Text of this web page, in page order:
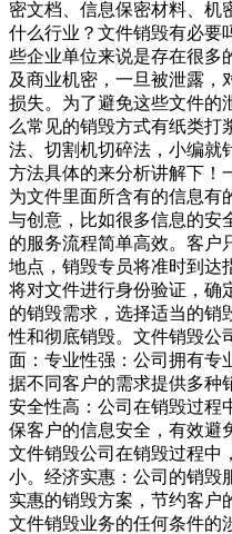
密文档、信息保密材料、机
什么行业？文件销毁有必要
些企业单位来说是存在很多
及商业机密，一旦被泄露，
损失。为了避免这些文件的
么常见的销毁方式有纸类打
法、切割机切碎法，小编就
方法具体的来分析讲解下！
为文件里面所含有的信息有
与创意，比如很多信息的安
的服务流程简单高效。客户
地点，销毁专员将准时到达
将对文件进行身份验证，确
的销毁需求，选择适当的销
性和彻底销毁。文件销毁公
面：专业性强：公司拥有专
据不同客户的需求提供多种
安全性高：公司在销毁过程
保客户的信息安全，有效避
文件销毁公司在销毁过程中
小。经济实惠：公司的销毁
实惠的销毁方案，节约客户
文件销毁业务的任何条件的